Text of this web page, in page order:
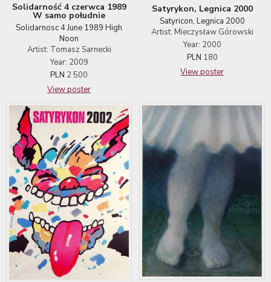
Solidarność 4 czerwca 1989
W samo południe
Solidarnosc 4 June 1989 High
Noon
Artist: Tomasz Sarnecki
Year: 2009
PLN 2 500
View poster
Satyrykon, Legnica 2000
Satyricon, Legnica 2000
Artist: Mieczysław Górowski
Year: 2000
PLN 180
View poster